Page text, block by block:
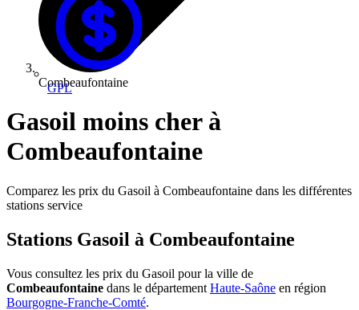
GPL
Combeaufontaine
Gasoil moins cher à
Combeaufontaine
Comparez les prix du Gasoil à Combeaufontaine dans les différentes
stations service
Stations Gasoil à Combeaufontaine
Vous consultez les prix du Gasoil pour la ville de
Combeaufontaine dans le département Haute-Saône en région
Bourgogne-Franche-Comté.